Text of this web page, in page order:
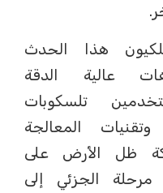
هذا الحدث
عالية الدقة
تلسكوبات
المعالجة
ظل الأرض على
الجزئي إلى